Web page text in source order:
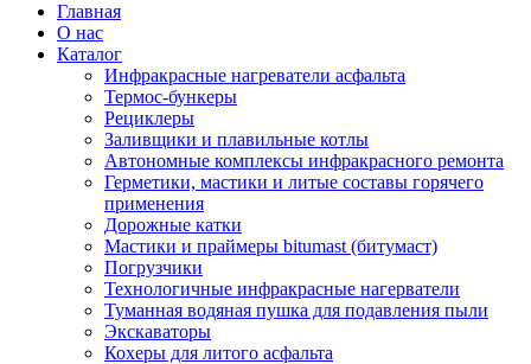
Главная
О нас
Каталог
Инфракрасные нагреватели асфальта
Термос-бункеры
Рециклеры
Заливщики и плавильные котлы
Автономные комплексы инфракрасного ремонта
Герметики, мастики и литые составы горячего
применения
Дорожные катки
Мастики и праймеры bitumast (битумаст)
Погрузчики
Технологичные инфракрасные нагерватели
Туманная водяная пушка для подавления пыли
Экскаваторы
Кохеры для литого асфальта